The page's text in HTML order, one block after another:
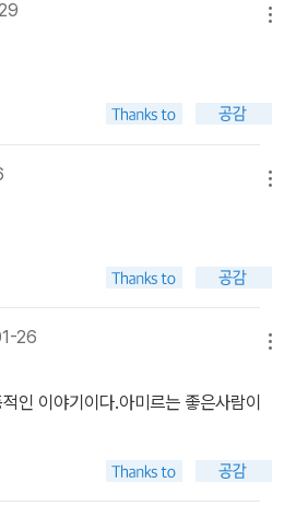
26
인 이야기이다.아미르는 좋은사람이